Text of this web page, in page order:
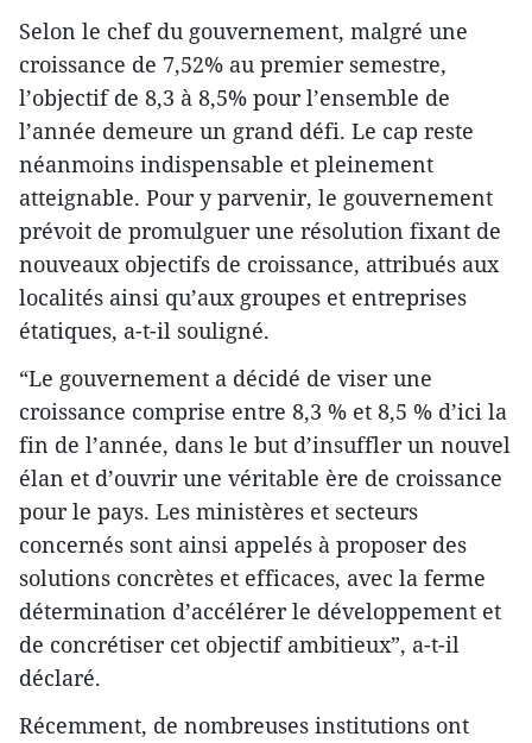
Selon le chef du gouvernement, malgré une
croissance de 7,52% au premier semestre,
l’objectif de 8,3 à 8,5% pour l’ensemble de
l’année demeure un grand défi. Le cap reste
néanmoins indispensable et pleinement
atteignable. Pour y parvenir, le gouvernement
prévoit de promulguer une résolution fixant de
nouveaux objectifs de croissance, attribués aux
localités ainsi qu’aux groupes et entreprises
étatiques, a-t-il souligné.
“Le gouvernement a décidé de viser une
croissance comprise entre 8,3 % et 8,5 % d’ici la
fin de l’année, dans le but d’insuffler un nouvel
élan et d’ouvrir une véritable ère de croissance
pour le pays. Les ministères et secteurs
concernés sont ainsi appelés à proposer des
solutions concrètes et efficaces, avec la ferme
détermination d’accélérer le développement et
de concrétiser cet objectif ambitieux”, a-t-il
déclaré.
Récemment, de nombreuses institutions ont